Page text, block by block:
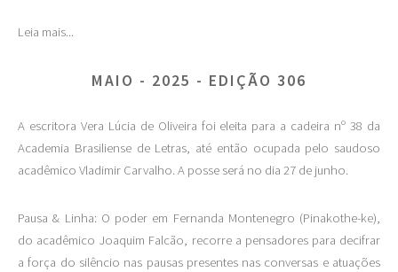
Leia mais...
MAIO - 2025 - EDIÇÃO 306
A escritora Vera Lúcia de Oliveira foi eleita para a cadeira nº 38 da
Academia Brasiliense de Letras, até então ocupada pelo saudoso
acadêmico Vladimir Carvalho. A posse será no dia 27 de junho.
Pausa & Linha: O poder em Fernanda Montenegro (Pinakothe-ke),
do acadêmico Joaquim Falcão, recorre a pensadores para decifrar
a força do silêncio nas pausas presentes nas conversas e atuações